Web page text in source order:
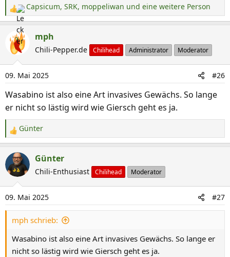
R
e
a
k
i
o
n
n
Capsicum, SRK, moppeliwan und eine weitere Person
mph
Chili-Pepper.de Chilihead Administrator Moderator
09. Mai 2025 #26
Wasabino ist also eine Art invasives Gewächs. So lange
er nicht so lästig wird wie Giersch geht es ja.
R
e
a
k
t
i
o
n
e
n
Günter
Günter
Chili-Enthusiast Chilihead Moderator
09. Mai 2025 #27
mph schrieb:
Wasabino ist also eine Art invasives Gewächs. So lange er
nicht so lästig wird wie Giersch geht es ja.